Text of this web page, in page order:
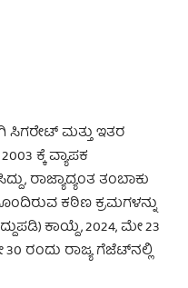
ಸಿಗರೇಟ್ ಮತ್ತು ಇತರ
ಕ್ಕೆ ವ್ಯಾಪಕ
ರಾಜ್ಯಾದ್ಯಂತ ತಂಬಾಕು
ಕಠಿಣ ಕ್ರಮಗಳನ್ನು
ಕಾಯ್ದೆ, 2024, ಮೇ 23
30 ರಂದು ರಾಜ್ಯ ಗೆಜೆಟ್‌ನಲ್ಲಿ